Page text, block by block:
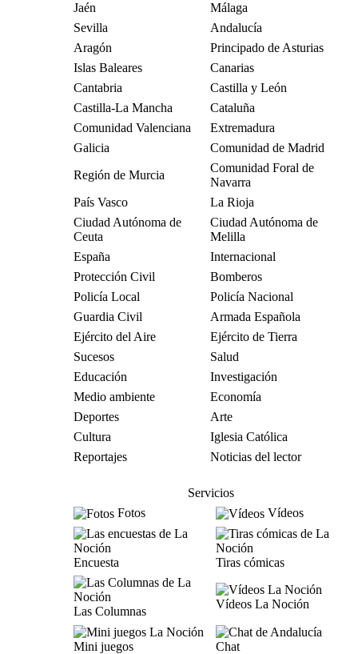
Jaén
Málaga
Sevilla
Andalucía
Aragón
Principado de Asturias
Islas Baleares
Canarias
Cantabria
Castilla y León
Castilla-La Mancha
Cataluña
Comunidad Valenciana
Extremadura
Galicia
Comunidad de Madrid
Región de Murcia
Comunidad Foral de
Navarra
País Vasco
La Rioja
Ciudad Autónoma de
Ceuta
Ciudad Autónoma de
Melilla
España
Internacional
Protección Civil
Bomberos
Policía Local
Policía Nacional
Guardia Civil
Armada Española
Ejército del Aire
Ejército de Tierra
Sucesos
Salud
Educación
Investigación
Medio ambiente
Economía
Deportes
Arte
Cultura
Iglesia Católica
Reportajes
Noticias del lector
Servicios
Fotos
Vídeos
Encuesta Tiras cómicas
Las Columnas
Vídeos La Noción
Mini juegos
Chat